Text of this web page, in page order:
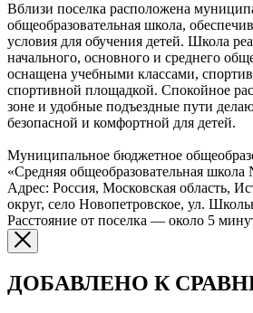
Вблизи поселка расположена
общеобразовательная школа,
условия для обучения детей. Школа
начального, основного и среднего
оснащена учебными классами,
спортивной площадкой. Спокойное
зоне и удобные подъездные пути
безопасной и комфортной для детей.
Муниципальное бюджетное
«Средняя общеобразовательная
Адрес: Россия, Московская область,
округ, село Новопетровское, ул.
Расстояние от поселка — около 5
ДОБАВЛЕНО К